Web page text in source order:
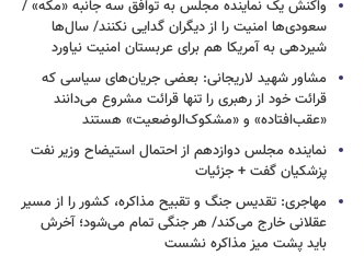
واکنش یک نماینده مجلس به توافق سه جانبه «مکه» /
سعودی‌ها امنیت را از دیگران گدایی نکنند/ سال‌ها
شیردهی به آمریکا هم برای عربستان امنیت نیاورد
مشاور شهید لاریجانی: بعضی جریان‌های سیاسی که
قرائت خود از رهبری را تنها قرائت مشروع می‌دانند
«عقب‌افتاده» و «مشکوک‌الوضعیت» هستند
نماینده مجلس دوازدهم از احتمال استیضاح وزیر نفت
پزشکیان گفت + جزئیات
مهاجری: تقدیس جنگ و تقبیح مذاکره، کشور را از مسیر
عقلانی خارج می‌کند/ هر جنگی تمام می‌شود؛ آخرش
باید پشت میز مذاکره نشست